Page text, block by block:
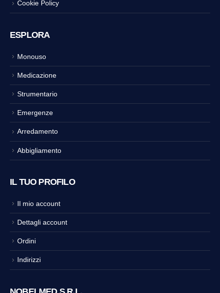
Cookie Policy
ESPLORA
Monouso
Medicazione
Strumentario
Emergenze
Arredamento
Abbigliamento
IL TUO PROFILO
Il mio account
Dettagli account
Ordini
Indirizzi